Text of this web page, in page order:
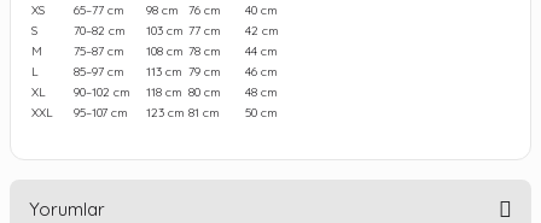
XS
65–77 cm 98 cm 76 cm
40 cm
S
70–82 cm 103 cm 77 cm
42 cm
M
75–87 cm 108 cm 78 cm
44 cm
L
85–97 cm 113 cm 79 cm
46 cm
XL
90–102 cm 118 cm 80 cm
48 cm
XXL
95–107 cm 123 cm 81 cm 50 cm
Yorumlar